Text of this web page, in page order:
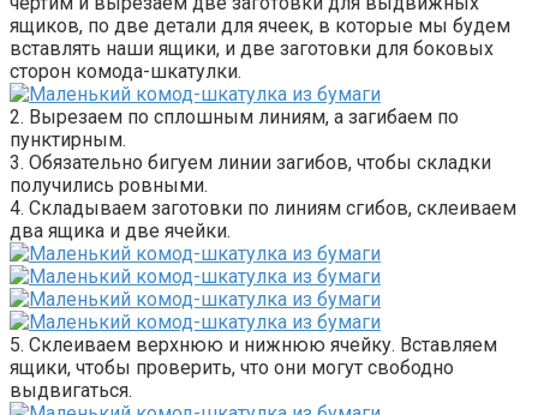
ящиков, по две детали для ячеек, в которые мы будем
вставлять наши ящики, и две заготовки для боковых
сторон комода-шкатулки.
2. Вырезаем по сплошным линиям, а загибаем по
пунктирным.
3. Обязательно бигуем линии загибов, чтобы складки
получились ровными.
4. Складываем заготовки по линиям сгибов, склеиваем
два ящика и две ячейки.
5. Склеиваем верхнюю и нижнюю ячейку. Вставляем
ящики, чтобы проверить, что они могут свободно
выдвигаться.